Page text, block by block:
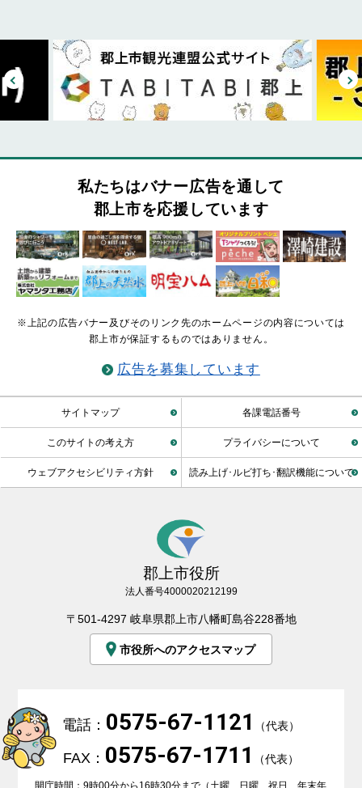
私たちはバナー広告を通して
郡上市を応援しています
※上記の広告バナー及びそのリンク先のホームページの内容については
郡上市が保証するものではありません。
広告を募集しています
サイトマップ 各課電話番号
このサイトの考え方 プライバシーについて
ウェブアクセシビリティ方針 読み上げ･ルビ打ち･翻訳機能について
郡上市役所
法人番号4000020212199
〒501-4297 岐阜県郡上市八幡町島谷228番地
市役所へのアクセスマップ
電話： 0575-67-1121 （代表）
FAX： 0575-67-1711 （代表）
開庁時間：9時00分から16時30分まで（土曜、日曜、祝日、年末年